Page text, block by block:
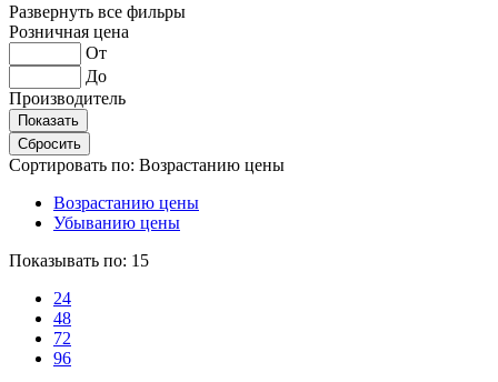
Развернуть все фильры
Розничная цена
От
До
Производитель
Сортировать по: Возрастанию цены
Возрастанию цены
Убыванию цены
Показывать по: 15
24
48
72
96